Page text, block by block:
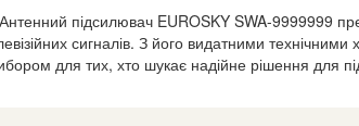
Антенний підсилювач EUROSKY SWA-9999999
сигналів. З його видатними
для тих, хто шукає надійне рішення для